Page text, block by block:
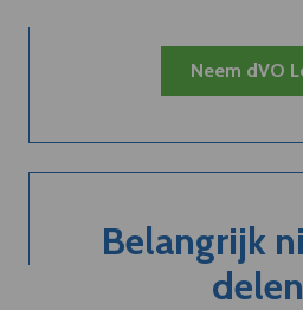
Neem dVO
Belangrijk